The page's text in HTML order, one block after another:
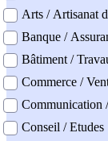
Arts / Artisanat
Banque /
Bâtiment /
Commerce /
Communication
Conseil / Etudes